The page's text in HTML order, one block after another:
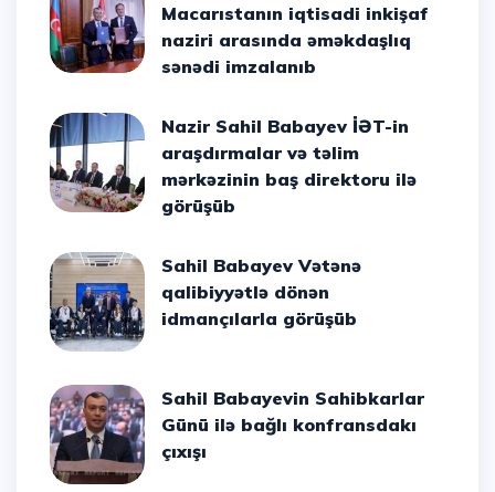
Macarıstanın iqtisadi inkişaf
naziri arasında əməkdaşlıq
sənədi imzalanıb
Nazir Sahil Babayev İƏT-in
araşdırmalar və təlim
mərkəzinin baş direktoru ilə
görüşüb
Sahil Babayev Vətənə
qalibiyyətlə dönən
idmançılarla görüşüb
Sahil Babayevin Sahibkarlar
Günü ilə bağlı konfransdakı
çıxışı